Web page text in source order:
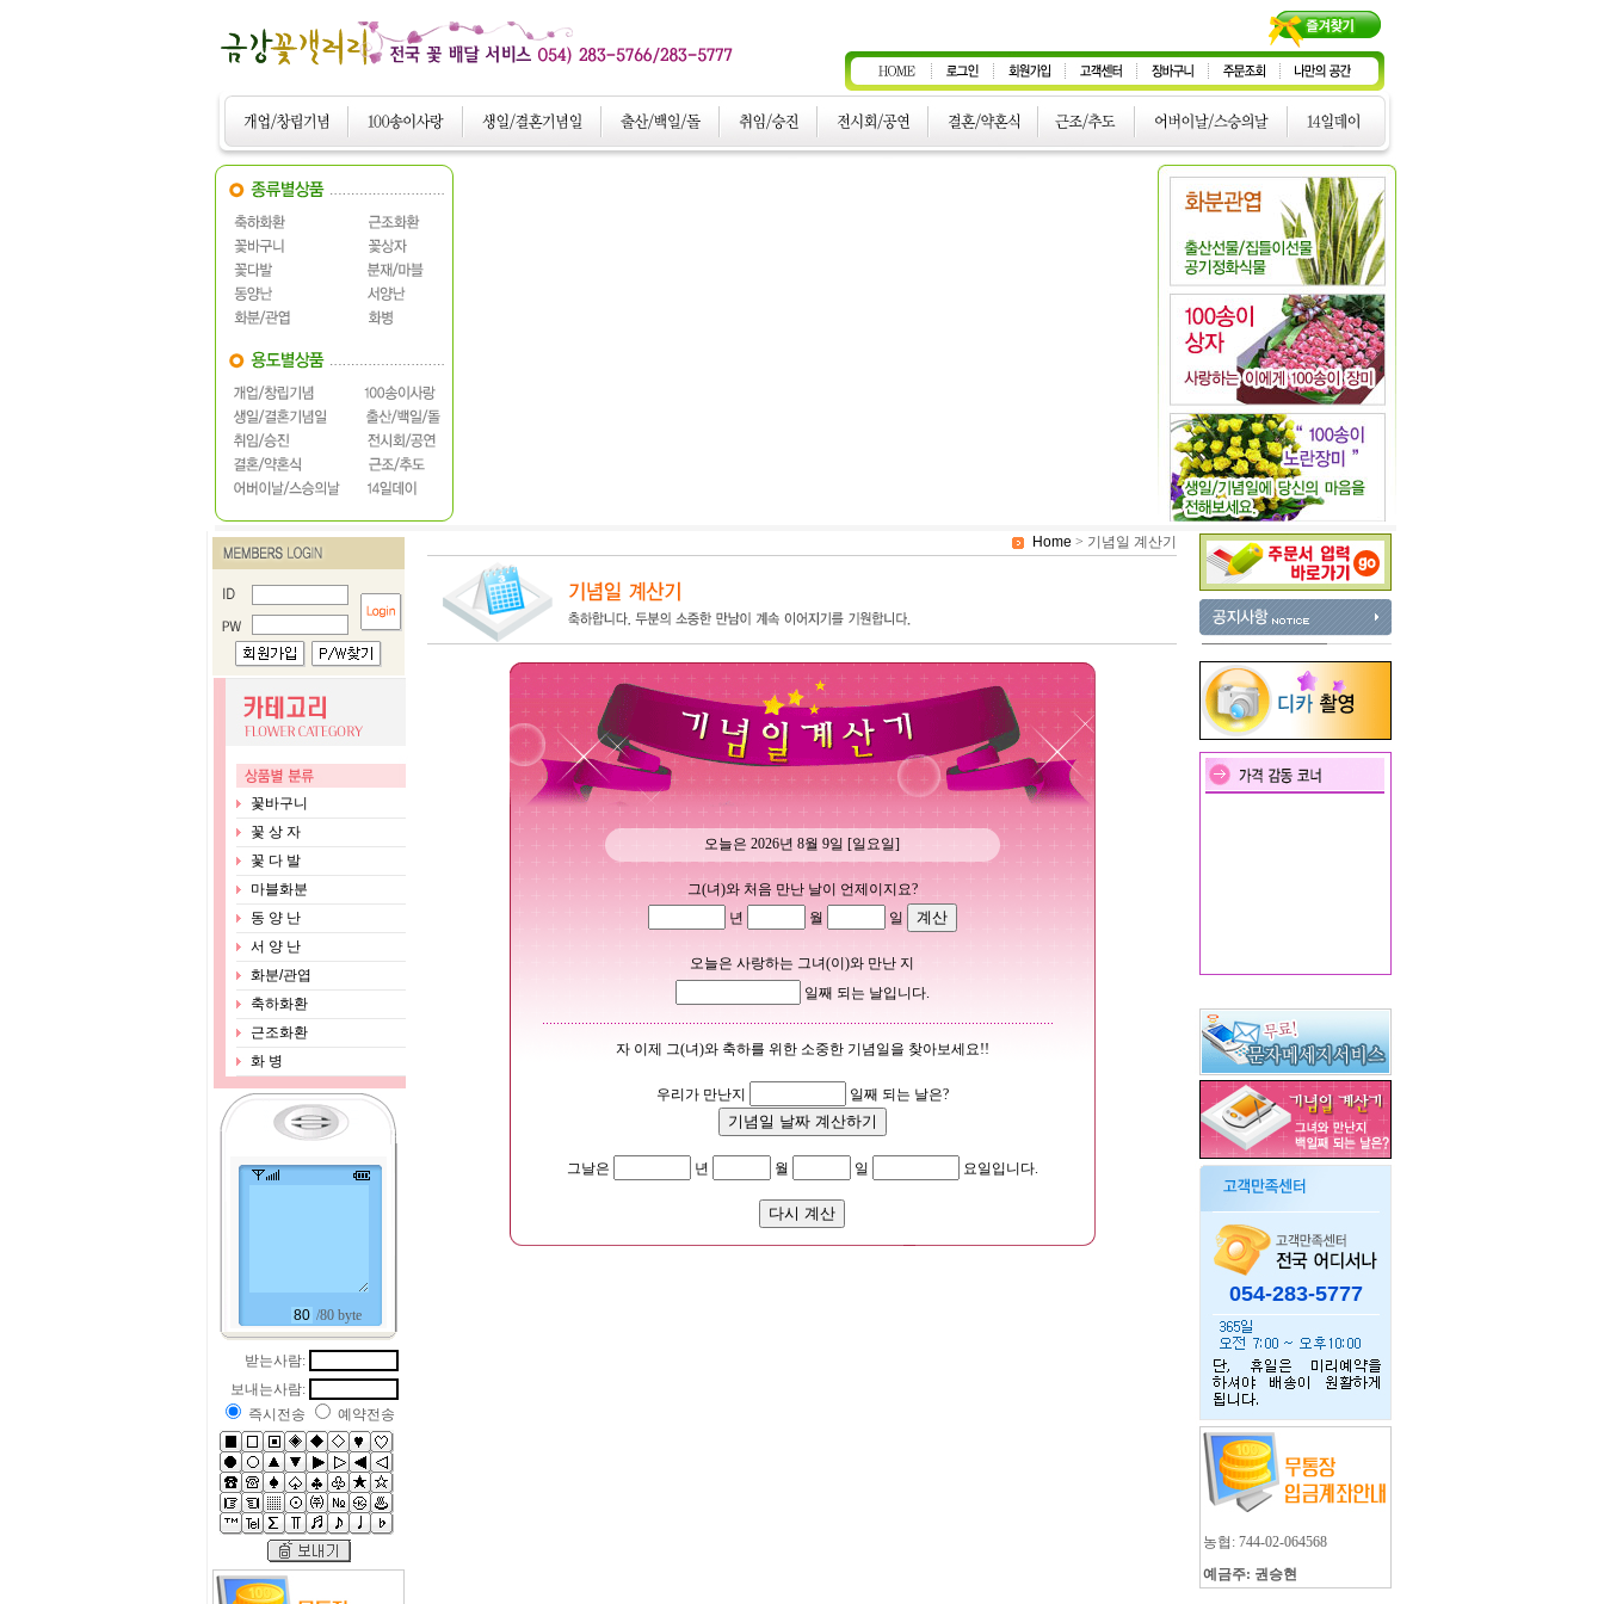
꽃바구니
꽃 상 자
꽃 다 발
마블화분
동 양 난
서 양 난
화분/관엽
축하화환
근조화환
화 병
/80 byte
받는사람:
보내는사람:
즉시전송
예약전송
Home > 기념일 계산기
오늘은 2026년 8월 9일 [일요일]
그(녀)와 처음 만난 날이 언제이지요?
년
월 일
오늘은 사랑하는 그녀(이)와 만난 지
일째 되는 날입니다.
자 이제 그(녀)와 축하를 위한 소중한 기념일을 찾아보세요!!
우리가 만난지 일째 되는 날은?
그날은 년 월 일 요일입니다.
054-283-5777
농협: 744-02-064568
예금주: 권승현